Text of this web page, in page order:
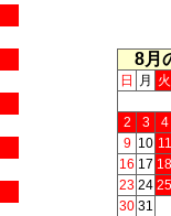
8月
日 月 火
2
3 4
9 10 11
16 17 18
23 24 25
30 31